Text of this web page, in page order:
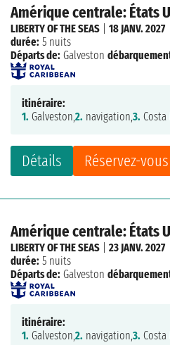
Amérique centrale: États
Détails Réservez-vous
LIBERTY OF THE SEAS |18 JANV. 2027
durée: 5 nuits
Départs de: Galveston
itinéraire:
1. Galveston,2. navigation,3. Costa
Amérique centrale: États
LIBERTY OF THE SEAS |23 JANV. 2027
durée: 5 nuits
Départs de: Galveston
itinéraire:
1. Galveston,2. navigation,3. Costa